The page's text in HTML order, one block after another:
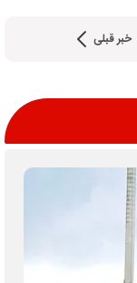
خبر قبلی